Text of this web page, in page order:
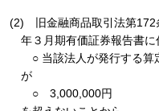
(2) 旧金融商品取引法第172
年３月期有価証券報告書に
○ 当該法人が発行する算
が
○ 3,000,000円